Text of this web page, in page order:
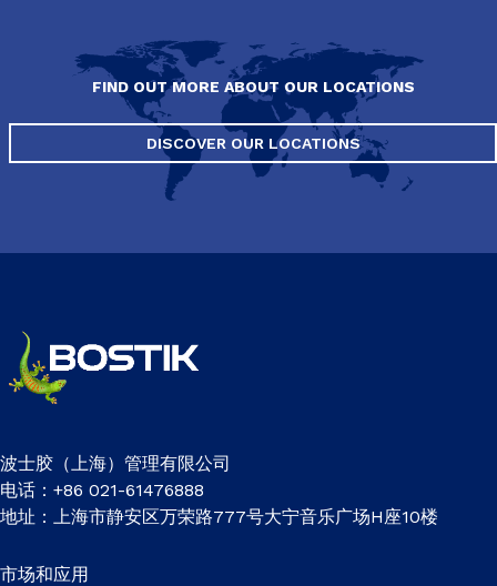
FIND OUT MORE ABOUT OUR LOCATIONS
DISCOVER OUR LOCATIONS
波士胶（上海）管理有限公司
电话：+86 021-61476888
地址：上海市静安区万荣路777号大宁音乐广场H座10楼
市场和应用